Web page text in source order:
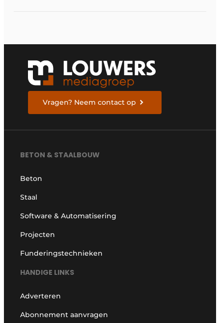
Vragen? Neem contact op
BETON & STAALBOUW
Beton
Staal
Software & Automatisering
Projecten
Funderingstechnieken
HANDIGE LINKS
Adverteren
Abonnement aanvragen